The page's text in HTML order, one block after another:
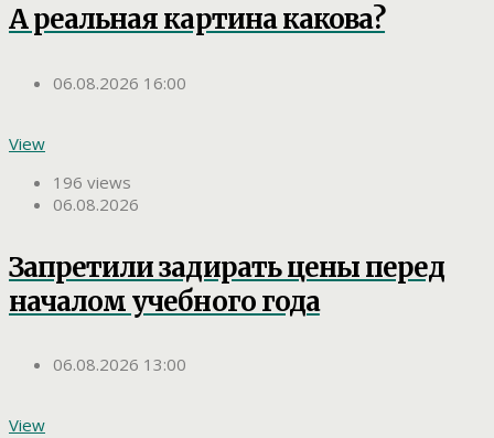
А реальная картина какова?
06.08.2026 16:00
View
196 views
06.08.2026
Запретили задирать цены перед
началом учебного года
06.08.2026 13:00
View